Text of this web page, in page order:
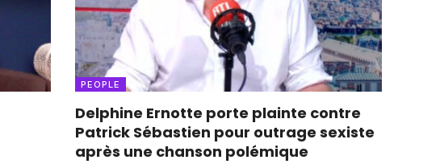
PEOPLE
Delphine Ernotte porte plainte contre
Patrick Sébastien pour outrage sexiste
après une chanson polémique